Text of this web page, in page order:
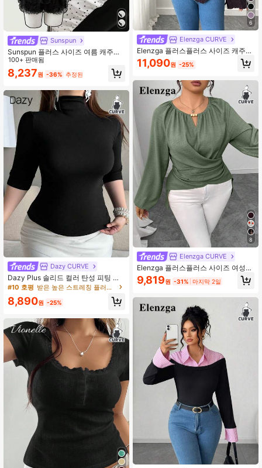
Sunspun
Sunspun 플러스 사이즈 여름 캐주얼
물방울 무늬 프린트 패치워크 티셔츠
100+ 판매됨
8,237원 -36% 추정된
Dazy CURVE
Dazy Plus 솔리드 컬러 탄성 피팅 캐
주얼 블로거 스타일 모크 넥 5부 소매
버 블랙 티셔츠
#10 호평 받은 높은 스트레칭 플러스 사이즈 탑
8,890원 -25%
6
Elenzga CURVE
Elenzga 플러스플러스 사이즈 캐주얼
솔리드 컬러 비대칭 밑단 플레어 슬리
브 티셔츠
11,090원 -25%
8
Elenzga CURVE
Elenzga 플러스플러스 사이즈 여성용
단색 키홀 넥 래글런 슬리브 허리 크리
스크로스 디자인 패션 블라우스
9,819원 -31% 마지막 2일